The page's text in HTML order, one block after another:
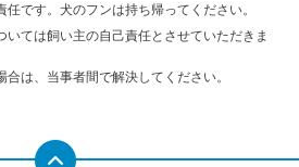
です。犬のフンは持ち帰ってください。
いては飼い主の自己責任とさせていただきま
は、当事者間で解決してください。